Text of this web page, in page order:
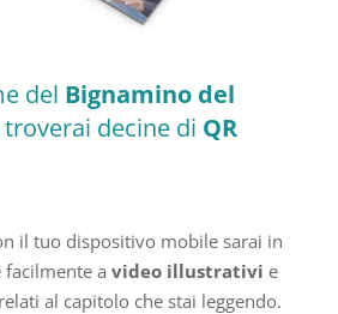
del Bignamino del
decine di QR
il tuo dispositivo mobile sarai in
facilmente a video illustrativi e
al capitolo che stai leggendo.